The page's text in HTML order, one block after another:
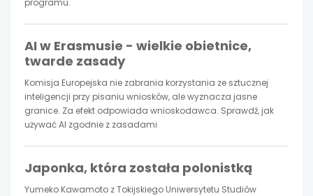
AI w Erasmusie - wielkie obietnice,
twarde zasady
Komisja Europejska nie zabrania korzystania ze sztucznej
inteligencji przy pisaniu wniosków, ale wyznacza jasne
granice. Za efekt odpowiada wnioskodawca. Sprawdź, jak
używać AI zgodnie z zasadami
Japonka, która została polonistką
Yumeko Kawamoto z Tokijskiego Uniwersytetu Studiów